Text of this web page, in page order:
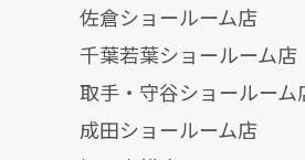
佐倉ショールーム店
千葉若葉ショールーム店
取手・守谷ショールーム
成田ショールーム店